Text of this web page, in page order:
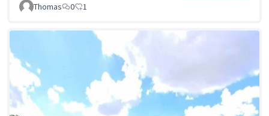
Thomas
0 1